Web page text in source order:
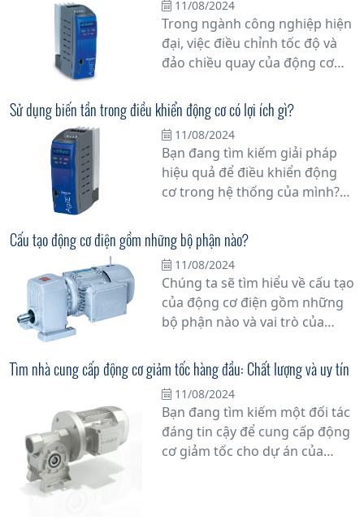
trong công nghiệp và các ứng
dụng khác.
11/08/2024
Trong ngành công nghiệp hiện
đại, việc điều chỉnh tốc độ và
đảo chiều quay của động cơ
một yếu tố quan trọng trong
việc tối ưu hóa hiệu suất và tiết
kiệm năng lượng. Với sự tiến
bộ của công nghệ, biến tần đã
trở thành một giải pháp hiệu
quả để thực hiện các chức
Sử dụng biến tần trong điều khiển động cơ có lợi ích gì?
11/08/2024
Bạn đang tìm kiếm giải pháp
hiệu quả để điều khiển động
cơ trong hệ thống của mình?
cho nhu cầu của bạn. Trong bài
viết này, chúng tôi sẽ giải thích
chi tiết về lợi ích và ưu việt của
việc sử dụng biến tần trong
điều khiển động cơ.
Cấu tạo động cơ điện gồm những bộ phận nào?
11/08/2024
Chúng ta sẽ tìm hiểu về cấu tạo
của động cơ điện gồm những
bộ phận nào và vai trò của
động của động cơ.
Tìm nhà cung cấp động cơ giảm tốc hàng đầu: Chất lượng và uy tín
11/08/2024
Bạn đang tìm kiếm một đối tác
đáng tin cậy để cung cấp động
cơ giảm tốc cho dự án của